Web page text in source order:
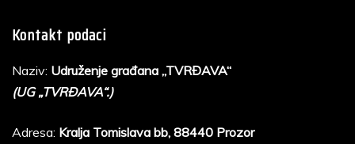
Kontakt podaci
Naziv: Udruženje građana „TVRĐAVA“
(UG „TVRĐAVA“.)
Adresa: Kralja Tomislava bb, 88440 Prozor